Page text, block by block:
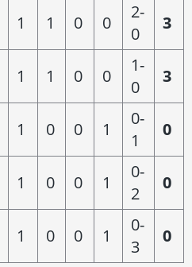
1 1 0 0
2-
0
3
1 1 0 0
1-
0
3
1 0 0 1
0-
1
0
1 0 0 1
0-
2
0
1 0 0 1
0-
3
0